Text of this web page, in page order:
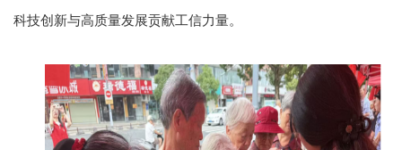
科技创新与高质量发展贡献工信力量。